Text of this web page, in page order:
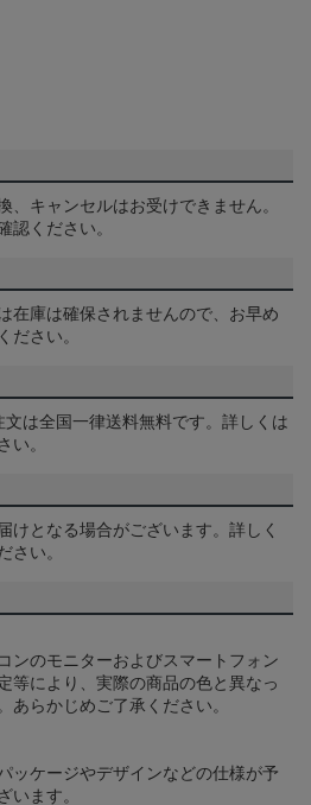
、キャンセルはお受けできません。
認ください。
在庫は確保されませんので、お早め
ださい。
は全国一律送料無料です。詳しくは
い。
けとなる場合がございます。詳しく
さい。
ンのモニターおよびスマートフォン
等により、実際の商品の色と異なっ
あらかじめご了承ください。
ッケージやデザインなどの仕様が予
います。